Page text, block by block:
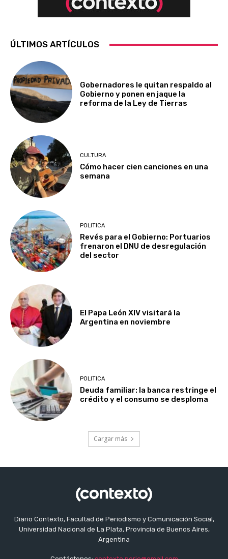
ÚLTIMOS ARTÍCULOS
Gobernadores le quitan respaldo al
Gobierno y ponen en jaque la
reforma de la Ley de Tierras
CULTURA
Cómo hacer cien canciones en una
semana
POLITICA
Revés para el Gobierno: Portuarios
frenaron el DNU de desregulación
del sector
El Papa León XIV visitará la
Argentina en noviembre
POLITICA
Deuda familiar: la banca restringe el
crédito y el consumo se desploma
Cargar más
Diario Contexto, Facultad de Periodismo y Comunicación Social,
Universidad Nacional de La Plata, Provincia de Buenos Aires,
Argentina